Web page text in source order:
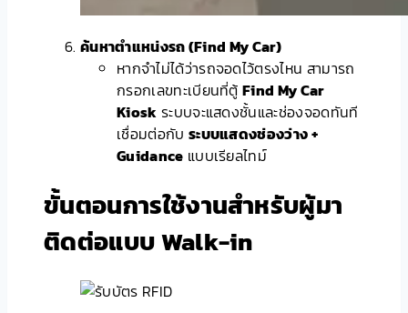
ค้นหาตำแหน่งรถ (Find My Car)
หากจำไม่ได้ว่ารถจอดไว้ตรงไหน สามารถ
กรอกเลขทะเบียนที่ตู้Find My Car
Kiosk ระบบจะแสดงชั้นและช่องจอดทันที
เชื่อมต่อกับ ระบบแสดงช่องว่าง +
Guidance แบบเรียลไทม์
ขั้นตอนการใช้งานสำหรับผู้มา
ติดต่อแบบ Walk-in